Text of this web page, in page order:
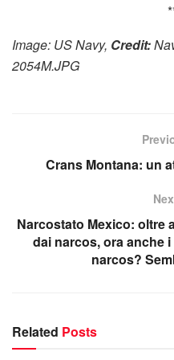
Image: US Navy, Credit:
2054M.JPG
Crans Montana: un
Narcostato Mexico: oltre
dai narcos, ora anche
narcos?
Related Posts